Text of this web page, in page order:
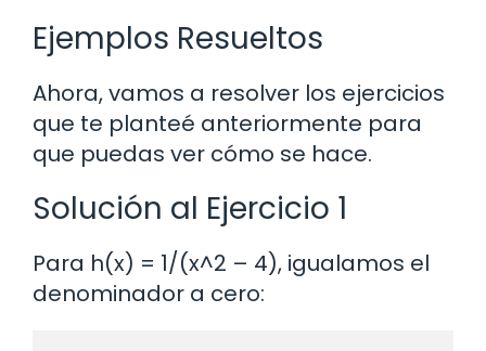
Ejemplos Resueltos
Ahora, vamos a resolver los ejercicios
que te planteé anteriormente para
que puedas ver cómo se hace.
Solución al Ejercicio 1
Para h(x) = 1/(x^2 – 4), igualamos el
denominador a cero: